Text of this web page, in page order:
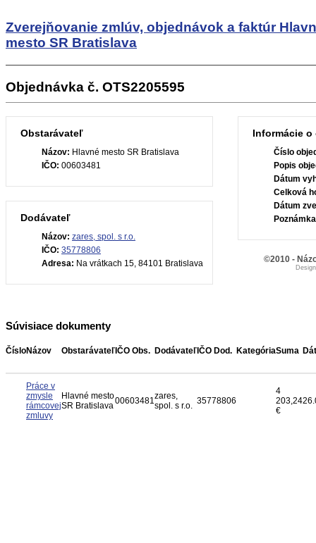
Zverejňovanie zmlúv, objednávok a faktúr
mesto SR Bratislava
Objednávka č. OTS2205595
Obstarávateľ
Názov: Hlavné mesto SR Bratislava
IČO: 00603481
Dodávateľ
Názov: zares, spol. s r.o.
IČO: 35778806
Adresa: Na vrátkach 15, 84101 Bratislava
Informácie
Číslo
Popis
Dátum
Celková
Dátum
Súvisiace dokumenty
ČísloNázov Obstarávateľ IČO Obs. Dodávateľ IČO Dod. KategóriaSuma
Práce v
zmysle
rámcovej
zmluvy
Hlavné mesto
SR Bratislava00603481zares,
spol. s r.o. 35778806
4
203,24
€
©2010 -